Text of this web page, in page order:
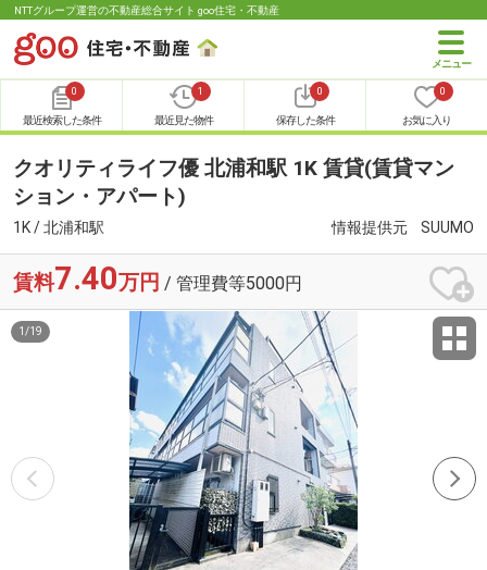
NTTグループ運営の不動産総合サイト goo住宅・不動産
0
最近検索した条件
1
最近見た物件
0
保存した条件
0
お気に入り
クオリティライフ優 北浦和駅 1K 賃貸(賃貸マン
ション・アパート)
1K / 北浦和駅 情報提供元 SUUMO
賃料7.40万円 / 管理費等5000円
1 /19